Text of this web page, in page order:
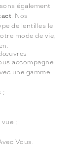
également
. Nos
de lentilles le
mode de vie,
accompagne
une gamme
;
;
Vous.